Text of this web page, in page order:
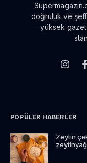
doğruluk ve
yüksek
POPÜLER HABERLER
Zeytin